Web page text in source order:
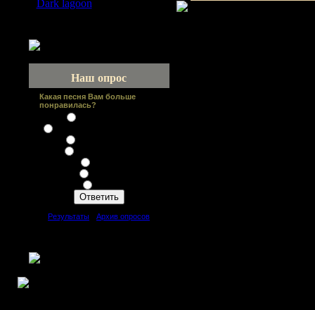
Dark lagoon
Наш опрос
Какая песня Вам больше
понравилась?
Результаты Архив опросов